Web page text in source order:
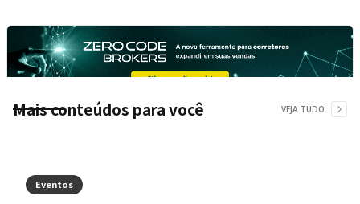
Mais conteúdos para você VEJA TUDO
Eventos